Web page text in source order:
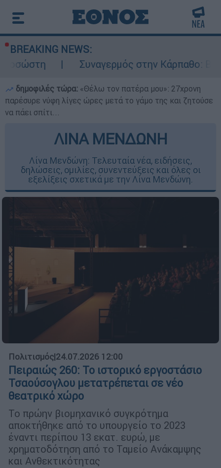
BREAKING NEWS:
Συναγερμός στην Κάρπαθο: Βρέθηκαν παλιά
δημοφιλές τώρα: «Θέλω τον πατέρα μου»: 27χρονη
παρέσυρε νύφη λίγες ώρες μετά το γάμο της και ζητούσε
να πάει σπίτι...
ΛΙΝΑ ΜΕΝΔΩΝΗ
Λίνα Μενδώνη: Τελευταία νέα, ειδήσεις,
δηλώσεις, ομιλίες, συνεντεύξεις και όλες οι
εξελίξεις σχετικά με την Λίνα Μενδώνη.
Πολιτισμός|24.07.2026 12:00
Πειραιώς 260: Το ιστορικό εργοστάσιο
Τσαούσογλου μετατρέπεται σε νέο
θεατρικό χώρο
Το πρώην βιομηχανικό συγκρότημα
αποκτήθηκε από το υπουργείο το 2023
έναντι περίπου 13 εκατ. ευρώ, με
χρηματοδότηση από το Ταμείο Ανάκαμψης
και Ανθεκτικότητας